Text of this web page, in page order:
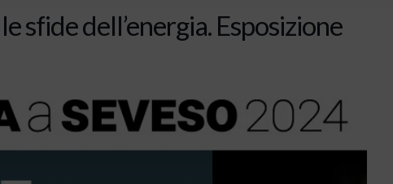
sfide dell’energia. Esposizione